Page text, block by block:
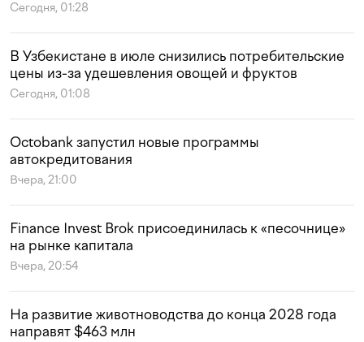
Сегодня, 01:28
В Узбекистане в июле снизились потребительские
цены из-за удешевления овощей и фруктов
Сегодня, 01:08
Octobank запустил новые программы
автокредитования
Вчера, 21:00
Finance Invest Brok присоединилась к «песочнице»
на рынке капитала
Вчера, 20:54
На развитие животноводства до конца 2028 года
направят $463 млн